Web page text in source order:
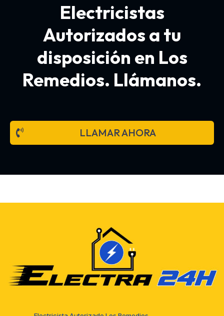
Electricistas
Autorizados a tu
disposición en Los
Remedios. Llámanos.
LLAMAR AHORA